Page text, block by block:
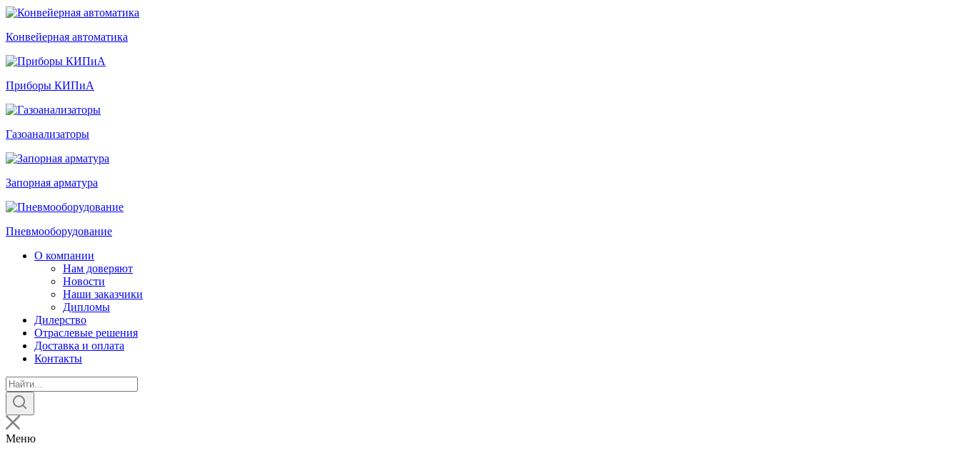
Конвейерная автоматика
Приборы КИПиА
Газоанализаторы
Запорная арматура
Пневмооборудование
О компании
Нам доверяют
Новости
Наши заказчики
Дипломы
Дилерство
Отраслевые решения
Доставка и оплата
Контакты
Поиск
товаров
Меню